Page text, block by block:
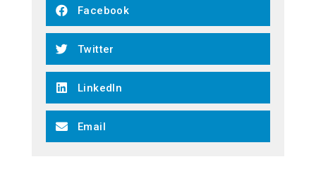
Facebook
Twitter
LinkedIn
Email